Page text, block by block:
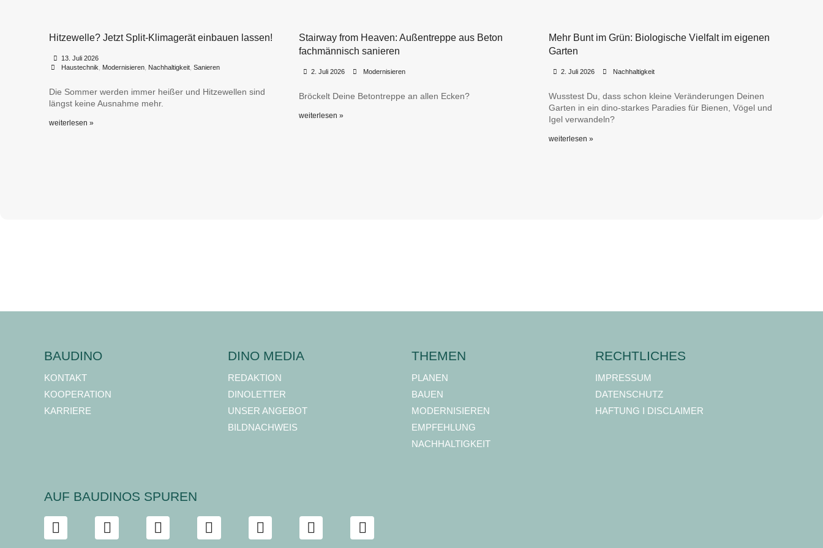
Hitzewelle? Jetzt Split-Klimagerät einbauen lassen!
13. Juli 2026
Haustechnik Modernisieren, Nachhaltigkeit, Sanieren
Die Sommer werden immer heißer und Hitzewellen sind
längst keine Ausnahme mehr.
weiterlesen »
Stairway from Heaven: Außentreppe aus Beton
fachmännisch sanieren
2. Juli 2026 Modernisieren
Bröckelt Deine Betontreppe an allen Ecken?
weiterlesen »
Mehr Bunt im Grün: Biologische Vielfalt im eigenen
Garten
2. Juli 2026 Nachhaltigkeit
Wusstest Du, dass schon kleine Veränderungen Deinen
Garten in ein dino-starkes Paradies für Bienen, Vögel und
Igel verwandeln?
weiterlesen »
BAUDINO
KONTAKT
KOOPERATION
KARRIERE
DINO MEDIA
REDAKTION
DINOLETTER
UNSER ANGEBOT
BILDNACHWEIS
THEMEN
PLANEN
BAUEN
MODERNISIEREN
EMPFEHLUNG
NACHHALTIGKEIT
RECHTLICHES
IMPRESSUM
DATENSCHUTZ
HAFTUNG I DISCLAIMER
AUF BAUDINOS SPUREN